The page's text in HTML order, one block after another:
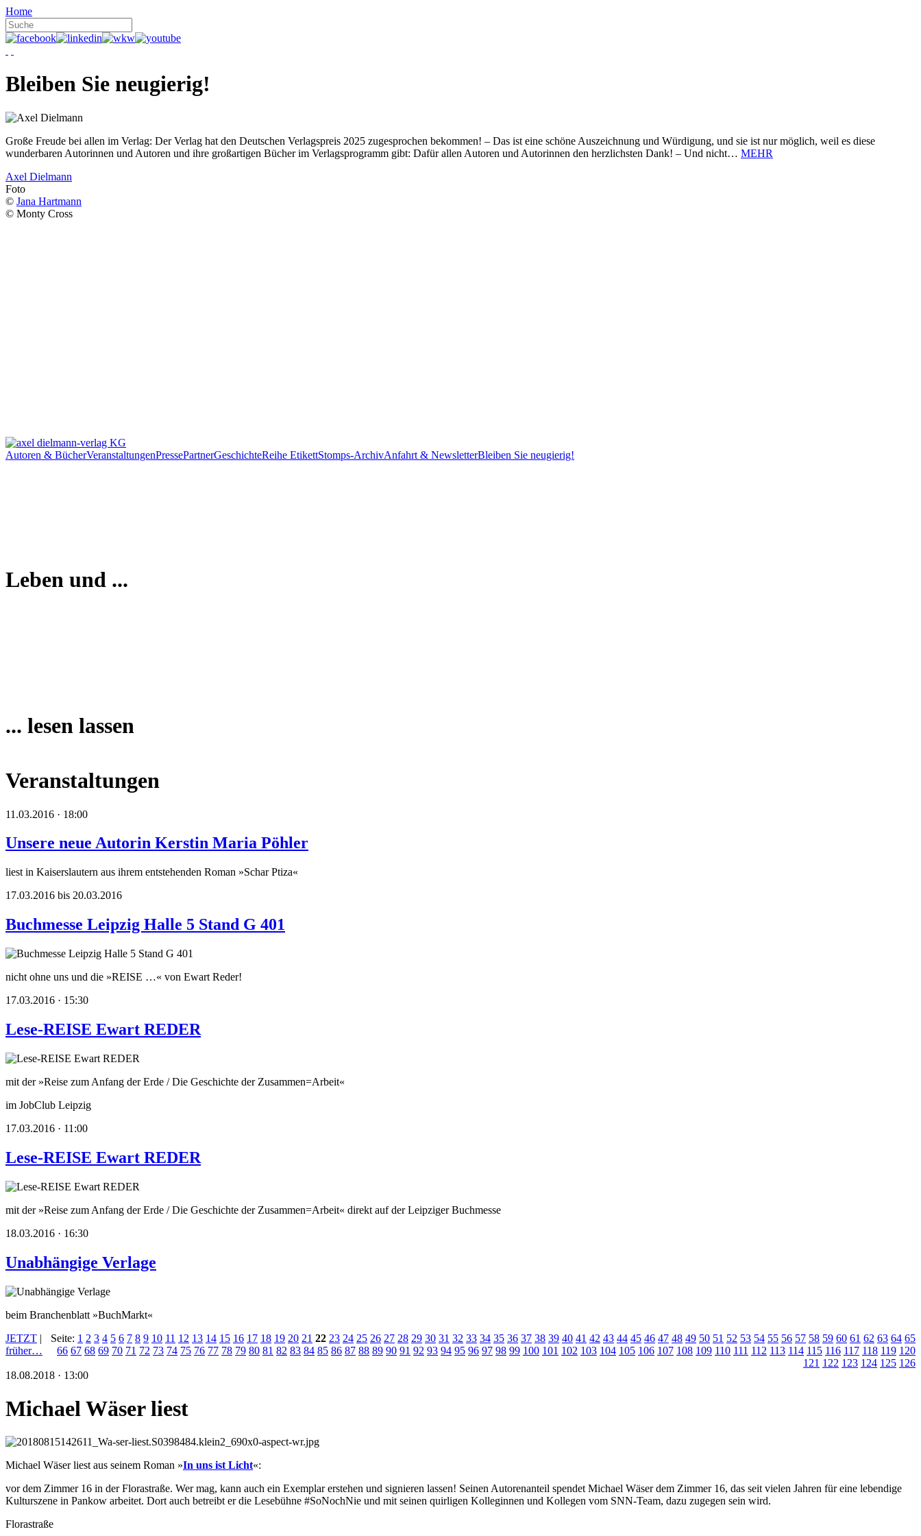
Home
Bleiben Sie neugierig!
Große Freude bei allen im Verlag: Der Verlag hat den Deutschen Verlagspreis 2025 zugesprochen bekommen! – Das ist eine schöne Auszeichnung und Würdigung, und sie ist nur möglich, weil es diese
wunderbaren Autorinnen und Autoren und ihre großartigen Bücher im Verlagsprogramm gibt: Dafür allen Autoren und Autorinnen den herzlichsten Dank! – Und nicht… MEHR
Axel Dielmann
Foto
© Jana Hartmann
© Monty Cross
Autoren & BücherVeranstaltungenPressePartnerGeschichteReihe EtikettStomps-ArchivAnfahrt & NewsletterBleiben Sie neugierig!
Leben und ...
... lesen lassen
Veranstaltungen
11.03.2016 · 18:00
Unsere neue Autorin Kerstin Maria Pöhler
liest in Kaiserslautern aus ihrem entstehenden Roman »Schar Ptiza«
17.03.2016 bis 20.03.2016
Buchmesse Leipzig Halle 5 Stand G 401
nicht ohne uns und die »REISE …« von Ewart Reder!
17.03.2016 · 15:30
Lese-REISE Ewart REDER
mit der »Reise zum Anfang der Erde / Die Geschichte der Zusammen=Arbeit«
im JobClub Leipzig
17.03.2016 · 11:00
Lese-REISE Ewart REDER
mit der »Reise zum Anfang der Erde / Die Geschichte der Zusammen=Arbeit« direkt auf der Leipziger Buchmesse
18.03.2016 · 16:30
Unabhängige Verlage
beim Branchenblatt »BuchMarkt«
JETZT |
früher…
Seite: 1 2 3 4 5 6 7 8 9 10 11 12 13 14 15 16 17 18 19 20 21 22 23 24 25 26 27 28 29 30 31 32 33 34 35 36 37 38 39 40 41 42 43 44 45 46 47 48 49 50 51 52 53 54 55 56 57 58 59 60 61 62 63 64 65
66 67 68 69 70 71 72 73 74 75 76 77 78 79 80 81 82 83 84 85 86 87 88 89 90 91 92 93 94 95 96 97 98 99 100 101 102 103 104 105 106 107 108 109 110 111 112 113 114 115 116 117 118 119 120
121 122 123 124 125 126
18.08.2018 · 13:00
Michael Wäser liest
Michael Wäser liest aus seinem Roman »In uns ist Licht«:
vor dem Zimmer 16 in der Florastraße. Wer mag, kann auch ein Exemplar erstehen und signieren lassen! Seinen Autorenanteil spendet Michael Wäser dem Zimmer 16, das seit vielen Jahren für eine lebendige
Kulturszene in Pankow arbeitet. Dort auch betreibt er die Lesebühne #SoNochNie und mit seinen quirligen Kolleginnen und Kollegen vom SNN-Team, dazu zugegen sein wird.
Florastraße